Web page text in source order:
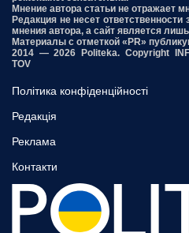
Мнение автора статьи не отражает
Редакция не несет ответственности
мнения автора, а сайт является
Материалы с отметкой «PR»
2014 — 2026 Politeka. Copyright
TOV
Політика конфіденційності
Редакція
Реклама
Контакти